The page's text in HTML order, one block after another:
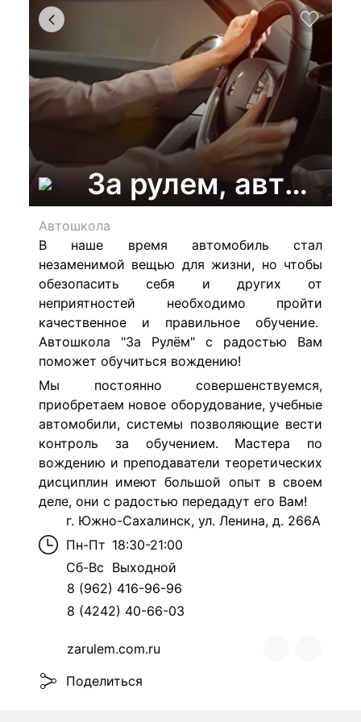
За рулем,
Автошкола
В наше время автомобиль стал
незаменимой вещью для жизни, но чтобы
обезопасить себя и других от
неприятностей необходимо пройти
качественное и правильное обучение.
Автошкола "За Рулём" с радостью Вам
поможет обучиться вождению!
Мы постоянно совершенствуемся,
приобретаем новое оборудование, учебные
автомобили, системы позволяющие вести
контроль за обучением. Мастера по
вождению и преподаватели теоретических
дисциплин имеют большой опыт в своем
деле, они с радостью передадут его Вам!
г. Южно-Сахалинск, ул. Ленина, д. 266А
Пн-Пт 18:30-21:00
Сб-Вс Выходной
8 (962) 416-96-96
8 (4242) 40-66-03
zarulem.com.ru
Поделиться